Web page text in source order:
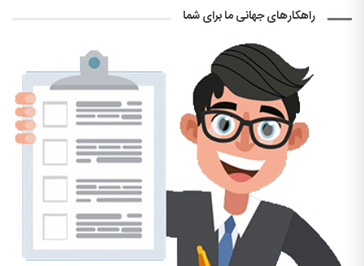
راهکارهای جهانی ما برای شما